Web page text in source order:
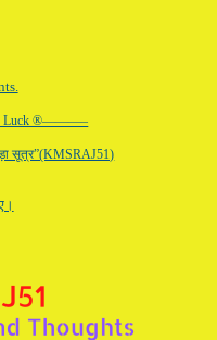
Luck ®———–
सूत्र”(KMSRAJ51)